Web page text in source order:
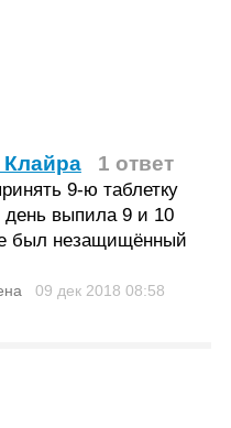
Клайра 1 ответ
9-ю таблетку
выпила 9 и 10
был незащищённый
09 дек 2018 08:58